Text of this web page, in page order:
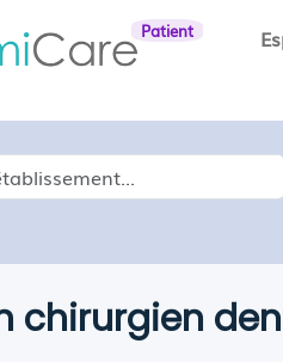
Patient
chirurgien